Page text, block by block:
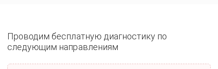
Проводим бесплатную диагностику по
следующим направлениям